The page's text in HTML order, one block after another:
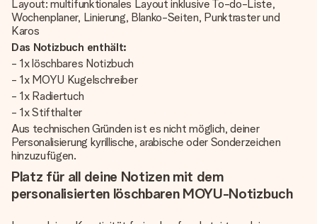
Layout: multifunktionales Layout inklusive To-do-Liste,
Wochenplaner, Linierung, Blanko-Seiten, Punktraster und
Karos
Das Notizbuch enthält:
- 1x löschbares Notizbuch
- 1x MOYU Kugelschreiber
- 1x Radiertuch
- 1x Stifthalter
Aus technischen Gründen ist es nicht möglich, deiner
Personalisierung kyrillische, arabische oder Sonderzeichen
hinzuzufügen.
Platz für all deine Notizen mit dem
personalisierten löschbaren MOYU-Notizbuch